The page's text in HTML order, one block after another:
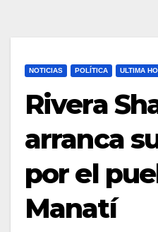
NOTICIAS POLÍTICA ULTIMA
Rivera
arranca
por el
Manatí